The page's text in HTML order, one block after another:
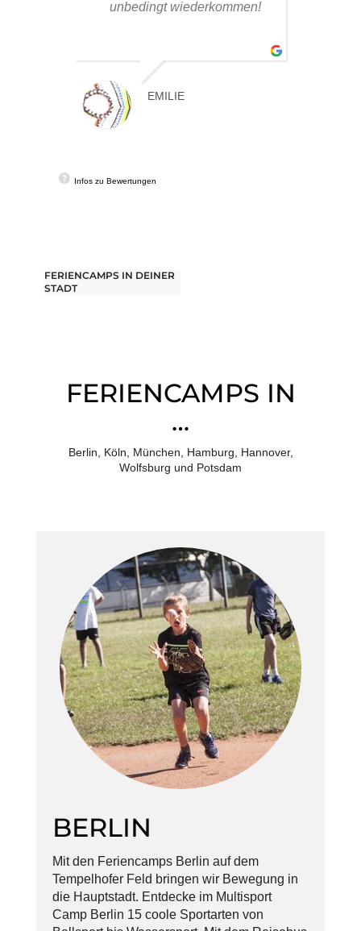
unbedingt wiederkommen!
EMILIE
Infos zu Bewertungen
FERIENCAMPS IN DEINER
STADT
FERIENCAMPS IN
…
Berlin, Köln, München, Hamburg, Hannover,
Wolfsburg und Potsdam
BERLIN
Mit den Feriencamps Berlin auf dem
Tempelhofer Feld bringen wir Bewegung in
die Hauptstadt. Entdecke im Multisport
Camp Berlin 15 coole Sportarten von